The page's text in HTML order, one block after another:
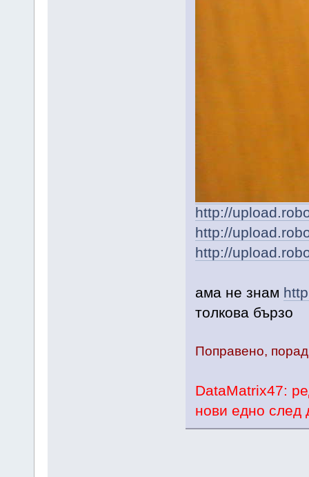
http://
http://
http://
ама не знам
толкова бързо
Поправено,
DataMatrix47:
нови едно след